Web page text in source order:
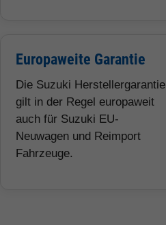
Europaweite Garantie
Die Suzuki Herstellergarantie
gilt in der Regel europaweit
auch für Suzuki EU-
Neuwagen und Reimport
Fahrzeuge.